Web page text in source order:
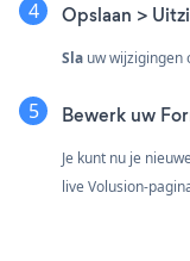
Opslaan >
Sla uw wijzigingen
Bewerk uw
Je kunt nu je
live Volusion-